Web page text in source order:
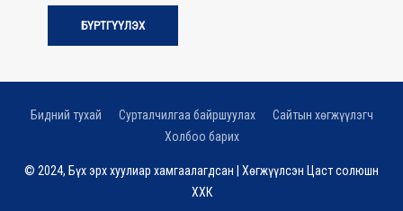
БҮРТГҮҮЛЭХ
Бидний тухай Сурталчилгаа байршуулах
Сайтын хөгжүүлэгч
Холбоо барих
© 2024, Бүх эрх хуулиар хамгаалагдсан | Хөгжүүлсэн Цаст солюшн
ХХК